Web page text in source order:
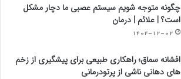
چگونه متوجه شویم سیستم عصبی ما دچار مشکل
است؟ | علائم | درمان
۱۴۰۴-۱۲-۰۲
افشانه سماق؛ راهکاری طبیعی برای پیشگیری از زخم
های دهانی ناشی از پرتودرمانی